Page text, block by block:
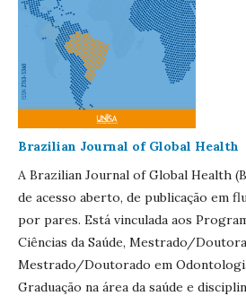
Brazilian Journal of Global Health
A Brazilian Journal ofGlobal Health
de acesso aberto, de publicação em
por pares. Está vinculada aos
Ciências da Saúde, Mestrado/
Mestrado/Doutorado em
Graduação na área da saúde e